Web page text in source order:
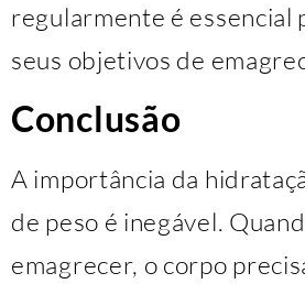
regularmente é essencial
seus objetivos de
Conclusão
A importância da
de peso é inegável.
emagrecer, o corpo